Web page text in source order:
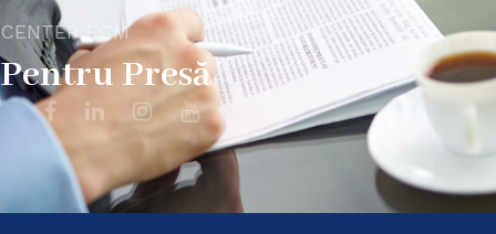
CENTER ECM
Pentru Presă